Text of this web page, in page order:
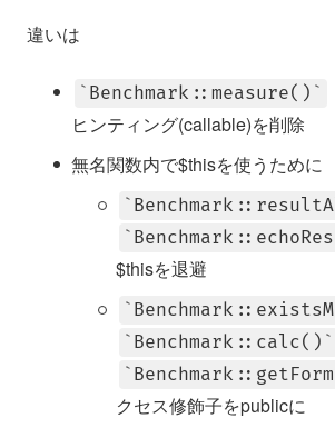
違いは
Benchmark::measure()
ヒンティング(callable)を削除
無名関数内で$thisを使うために
$thisを退避
Benchmark::calc()
クセス修飾子をpublicに